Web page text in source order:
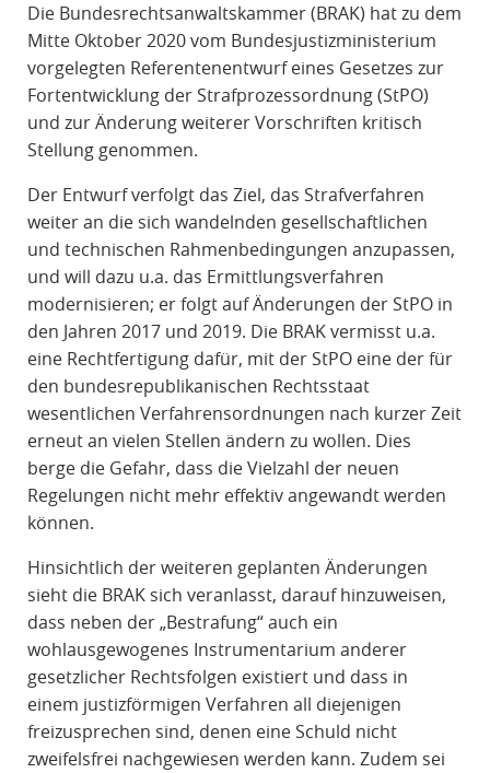
Die Bundesrechtsanwaltskammer (BRAK) hat zu dem
Mitte Oktober 2020 vom Bundesjustizministerium
vorgelegten Referentenentwurf eines Gesetzes zur
Fortentwicklung der Strafprozessordnung (StPO)
und zur Änderung weiterer Vorschriften kritisch
Stellung genommen.
Der Entwurf verfolgt das Ziel, das Strafverfahren
weiter an die sich wandelnden gesellschaftlichen
und technischen Rahmenbedingungen anzupassen,
und will dazu u.a. das Ermittlungsverfahren
modernisieren; er folgt auf Änderungen der StPO in
den Jahren 2017 und 2019. Die BRAK vermisst u.a.
eine Rechtfertigung dafür, mit der StPO eine der für
den bundesrepublikanischen Rechtsstaat
wesentlichen Verfahrensordnungen nach kurzer Zeit
erneut an vielen Stellen ändern zu wollen. Dies
berge die Gefahr, dass die Vielzahl der neuen
Regelungen nicht mehr effektiv angewandt werden
können.
Hinsichtlich der weiteren geplanten Änderungen
sieht die BRAK sich veranlasst, darauf hinzuweisen,
dass neben der „Bestrafung“ auch ein
wohlausgewogenes Instrumentarium anderer
gesetzlicher Rechtsfolgen existiert und dass in
einem justizförmigen Verfahren all diejenigen
freizusprechen sind, denen eine Schuld nicht
zweifelsfrei nachgewiesen werden kann. Zudem sei